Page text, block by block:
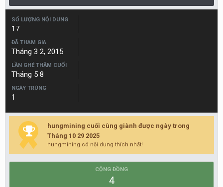
SỐ LƯỢNG NỘI DUNG
17
ĐÃ THAM GIA
Tháng 3 2, 2015
LẦN GHÉ THĂM CUỐI
Tháng 5 8
NGÀY TRÚNG
1
hungmining cuối cùng giành được ngày trong
Tháng 10 29 2025
hungmining có nội dung thích nhất!
CỘNG ĐỒNG
4